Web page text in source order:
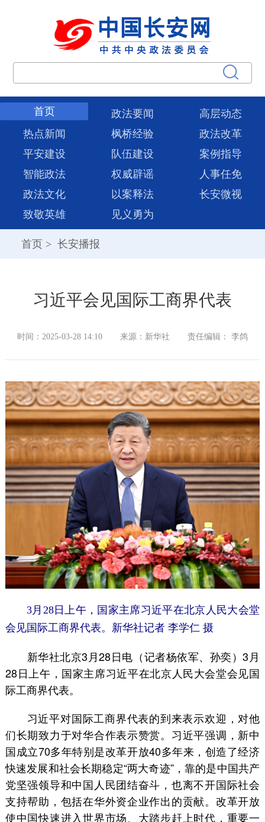
首页 政法要闻
高层动态
热点新闻
枫桥经验
政法改革
平安建设
队伍建设
案例指导
智能政法
权威辟谣
人事任免
政法文化
以案释法
长安微视
致敬英雄
见义勇为
首页 > 长安播报
习近平会见国际工商界代表
时间：2025-03-28 14:10 来源：新华社 责任编辑： 李鸽
3月28日上午，国家主席习近平在北京人民大会堂
会见国际工商界代表。新华社记者 李学仁 摄
新华社北京3月28日电（记者杨依军、孙奕）3月
28日上午，国家主席习近平在北京人民大会堂会见国
际工商界代表。
习近平对国际工商界代表的到来表示欢迎，对他
们长期致力于对华合作表示赞赏。习近平强调，新中
国成立70多年特别是改革开放40多年来，创造了经济
快速发展和社会长期稳定“两大奇迹”，靠的是中国共产
党坚强领导和中国人民团结奋斗，也离不开国际社会
支持帮助，包括在华外资企业作出的贡献。改革开放
使中国快速进入世界市场、大踏步赶上时代，重要一